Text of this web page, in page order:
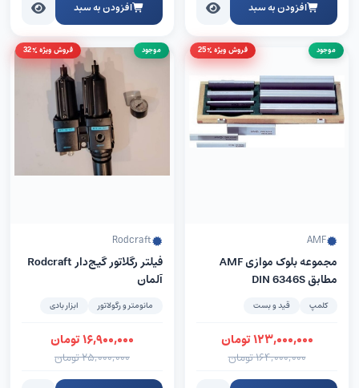
افزودن به سبد افزودن به سبد
موجود فروش ویژه %25
AMF
مجموعه بلوک موازی AMF
مطابق DIN 6346S
کلمپ قید و بست
۱۲۳,۰۰۰,۰۰۰تومان
۱۶۴,۰۰۰,۰۰۰تومان
موجود فروش ویژه %32
Rodcraft
فیلتر رگلاتور گیج‌دار Rodcraft
آلمان
مانومتر و رگولاتور ابزار بادی
۱۶,۹۰۰,۰۰۰تومان
۲۵,۰۰۰,۰۰۰تومان